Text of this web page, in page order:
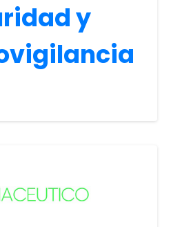
y